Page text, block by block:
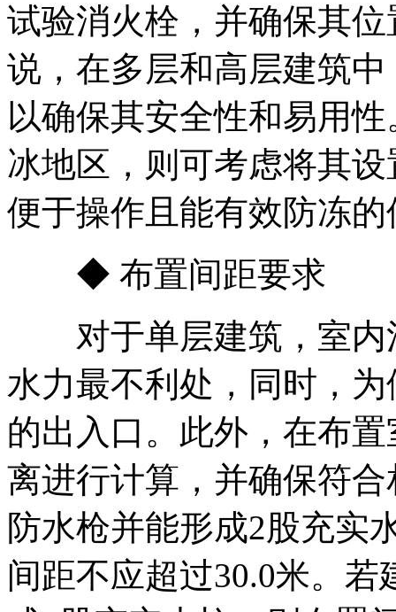
试验消火栓，并确保其
说，在多层和高层建筑
以确保其安全性和易用
冰地区，则可考虑将其
便于操作且能有效防冻的
◆ 布置间距要求
对于单层建筑，室内
水力最不利处，同时，
的出入口。此外，在布
离进行计算，并确保符
防水枪并能形成2股充实
间距不应超过30.0米。